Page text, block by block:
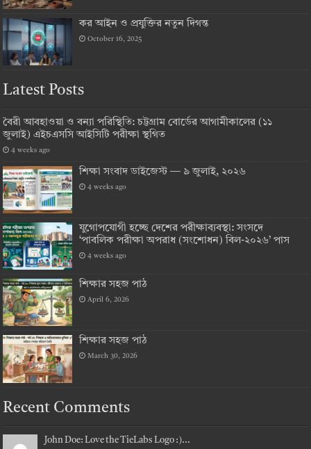
কর আইন ও প্রযুক্তির নতুন দিগন্ত
October 16, 2025
Latest Posts
বৈরী আবহাওয়া ও বন্যা পরিস্থিতি: চট্টগ্রাম বোর্ডের আগামীকালের (১১
জুলাই) এইচএসসি আইসিটি পরীক্ষা স্থগিত
4 weeks ago
শিক্ষা সংবাদ ডাইজেস্ট — ৯ জুলাই, ২০২৬
4 weeks ago
যুগোপযোগী হচ্ছে দেশের পরীক্ষাব্যবস্থা: সংসদে
‘পাবলিক পরীক্ষা অপরাধ (সংশোধন) বিল-২০২৬’ পাস
4 weeks ago
শিক্ষার সহজ পাঠ
April 6, 2026
শিক্ষার সহজ পাঠ
March 30, 2026
Recent Comments
John Doe: Love the TieLabs Logo :)...